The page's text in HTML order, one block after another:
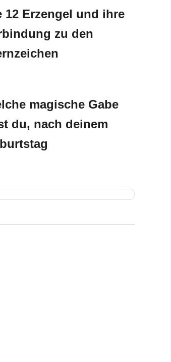
12 Erzengel und ihre
zu den
magische Gabe
du, nach deinem